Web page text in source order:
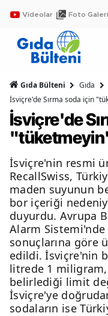
Videolar Foto
Gıda Bülteni
Gıda
İsviçre'de Sırma soda için
İsviçre'de
İsviçre'nin resmi
RecallSwiss,
maden suyunun
bor içeriği
duyurdu. Avrupa
Alarm Sistemi'nde
sonuçlarına göre
edildi. İsviçre'nin
litrede 1 miligram,
belirlediği limit
İsviçre'ye
sodaların ise